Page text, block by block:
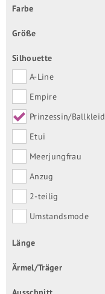
Farbe
Größe
Silhouette
A-Line
Empire
Prinzessin/Ballkleid
Etui
Meerjungfrau
Anzug
2-teilig
Umstandsmode
Länge
Ärmel/Träger